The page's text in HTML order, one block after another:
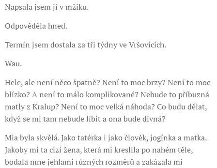
Napsala jsem jí v mžiku.
Odpověděla hned.
Termín jsem dostala za tři týdny ve Vršovicích.
Wau.
Hele, ale není něco špatně? Není to moc brzy? Není to moc
blízko? A není to málo komplikované? Nebude to příbuzná
matly z Kralup? Není to moc velká náhoda? Co budu dělat,
když se mi tam nebude líbit a ona bude divná?
Mia byla skvělá. Jako tatérka i jako člověk, jogínka a matka.
Jakoby mi ta cizí žena, která mi kreslila po nahém těle,
bodala mne jehlami různých rozměrů a zakázala mi